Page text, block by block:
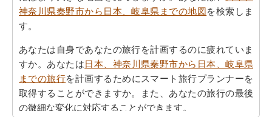
神奈川県秦野市から日本、岐阜県までの地図を検索しま
す。
あなたは自身であなたの旅行を計画するのに疲れていま
すか。あなたは日本、神奈川県秦野市から日本、岐阜県
までの旅行を計画するためにスマート旅行プランナーを
取得することができますか。また、あなたの旅行の最後
の微細な変化に対応することができます。